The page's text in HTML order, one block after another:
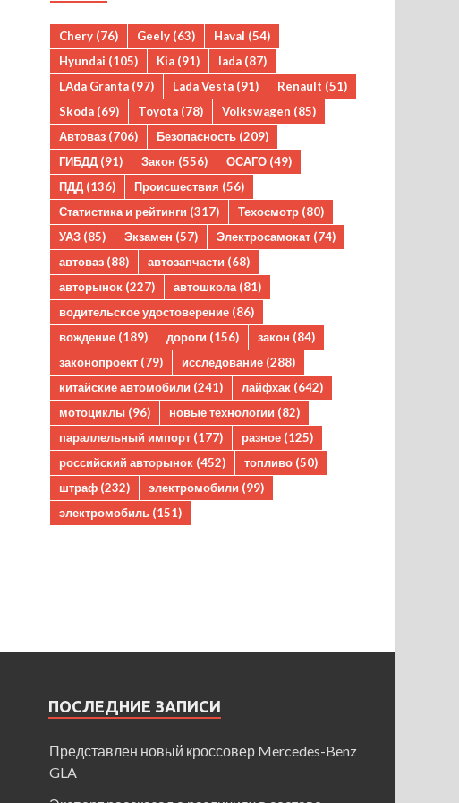
Chery (76) Geely (63) Haval (54)
Hyundai (105) Kia (91) lada (87)
LAda Granta (97) Lada Vesta (91) Renault (51)
Skoda (69) Toyota (78) Volkswagen (85)
Автоваз (706) Безопасность (209)
ГИБДД (91) Закон (556) ОСАГО (49)
ПДД (136) Происшествия (56)
Статистика и рейтинги (317) Техосмотр (80)
УАЗ (85) Экзамен (57) Электросамокат (74)
автоваз (88) автозапчасти (68)
авторынок (227) автошкола (81)
водительское удостоверение (86)
вождение (189) дороги (156) закон (84)
законопроект (79) исследование (288)
китайские автомобили (241) лайфхак (642)
мотоциклы (96) новые технологии (82)
параллельный импорт (177) разное (125)
российский авторынок (452) топливо (50)
штраф (232) электромобили (99)
электромобиль (151)
ПОСЛЕДНИЕ ЗАПИСИ
Представлен новый кроссовер Mercedes-Benz
GLA